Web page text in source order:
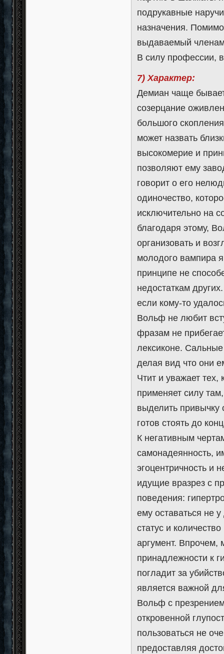
подрукавные
назначения.
выдаваемый
В силу профессии,
7) Характер:
Демиан чаще
созерцание
большого
может назвать
высокомерие и
позволяют ему
говорит о его
одиночество,
исключительно на
благодаря этому,
организовать и
молодого вампира
принципе не
недостаткам
если кому-то
Вольф не любит
фразам не
лексиконе.
делая вид что они
Чтит и уважает тех,
применяет силу
выделить привычку
готов стоять до
К негативным
самонадеянность,
эгоцентричность и
идущие вразрез с
поведения:
ему оставаться не
статус и
аргумент. Впрочем,
принадлежности к
погладит за
является важной
Вольф с
откровенной
пользоваться не
предоставляя